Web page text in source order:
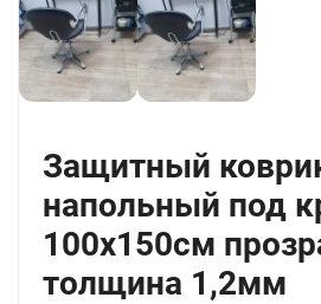
Защитный
напольный под
100x150см
толщина 1,2мм